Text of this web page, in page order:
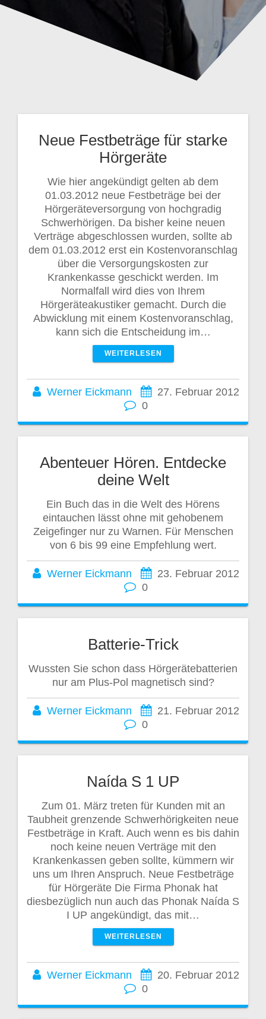
Neue Festbeträge für starke
Hörgeräte
Wie hier angekündigt gelten ab dem
01.03.2012 neue Festbeträge bei der
Hörgeräteversorgung von hochgradig
Schwerhörigen. Da bisher keine neuen
Verträge abgeschlossen wurden, sollte ab
dem 01.03.2012 erst ein Kostenvoranschlag
über die Versorgungskosten zur
Krankenkasse geschickt werden. Im
Normalfall wird dies von Ihrem
Hörgeräteakustiker gemacht. Durch die
Abwicklung mit einem Kostenvoranschlag,
kann sich die Entscheidung im…
WEITERLESEN
Werner Eickmann
27. Februar 2012
0
Abenteuer Hören. Entdecke
deine Welt
Ein Buch das in die Welt des Hörens
eintauchen lässt ohne mit gehobenem
Zeigefinger nur zu Warnen. Für Menschen
von 6 bis 99 eine Empfehlung wert.
Werner Eickmann
23. Februar 2012
0
Batterie-Trick
Wussten Sie schon dass Hörgerätebatterien
nur am Plus-Pol magnetisch sind?
Werner Eickmann
21. Februar 2012
0
Naída S 1 UP
Zum 01. März treten für Kunden mit an
Taubheit grenzende Schwerhörigkeiten neue
Festbeträge in Kraft. Auch wenn es bis dahin
noch keine neuen Verträge mit den
Krankenkassen geben sollte, kümmern wir
uns um Ihren Anspruch. Neue Festbeträge
für Hörgeräte Die Firma Phonak hat
diesbezüglich nun auch das Phonak Naída S
I UP angekündigt, das mit…
WEITERLESEN
Werner Eickmann
20. Februar 2012
0